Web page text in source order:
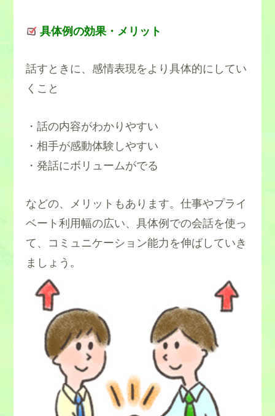
具体例の効果・メリット
話すときに、感情表現をより具体的にしてい
くこと
・話の内容がわかりやすい
・相手が感動体験しやすい
・発話にボリュームがでる
などの、メリットもあります。仕事やプライ
ベート利用幅の広い、具体例での会話を使っ
て、コミュニケーション能力を伸ばしていき
ましょう。